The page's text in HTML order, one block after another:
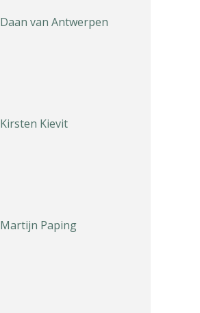
Daan van Antwerpen
Kirsten Kievit
Martijn Paping